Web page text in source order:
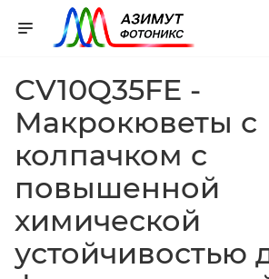
CV10Q35FE -
Макрокюветы с
колпачком с
повышенной
химической
устойчивостью